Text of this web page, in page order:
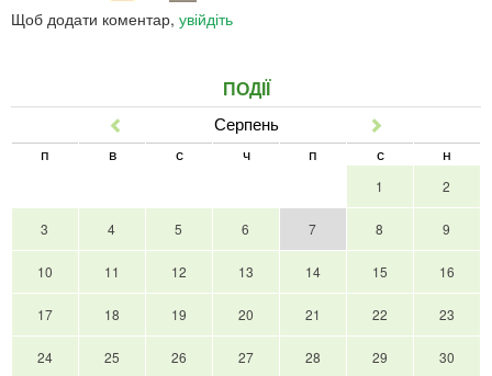
Щоб додати коментар, увійдіть
ПОДІЇ
Серпень
п в с ч п с н
1 2
3 4 5 6 7 8 9
10 11 12 13 14 15 16
17 18 19 20 21 22 23
24 25 26 27 28 29 30